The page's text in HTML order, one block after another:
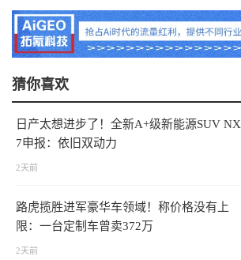
猜你喜欢
日产太想进步了！全新A+级新能源SUV NX
7申报：依旧双动力
2天前
路虎揽胜进军豪华车领域！称价格没有上
限：一台定制车曾卖372万
2天前